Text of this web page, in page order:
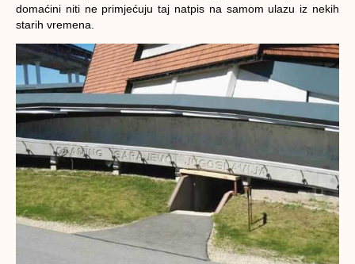
domaćini niti ne primjećuju taj natpis na samom ulazu iz nekih
starih vremena.